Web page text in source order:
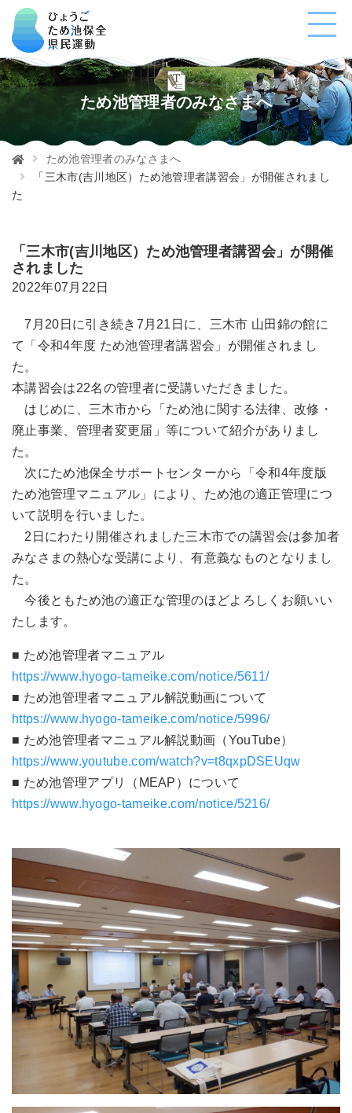
ため池管理者のみなさまへ
ため池管理者のみなさまへ
「三木市(吉川地区）ため池管理者講習会」が開催されまし
た
「三木市(吉川地区）ため池管理者講習会」が開催
されました
2022年07月22日
7月20日に引き続き7月21日に、三木市 山田錦の館に
て「令和4年度 ため池管理者講習会」が開催されまし
た。
本講習会は22名の管理者に受講いただきました。
はじめに、三木市から「ため池に関する法律、改修・
廃止事業、管理者変更届」等について紹介がありまし
た。
次にため池保全サポートセンターから「令和4年度版
ため池管理マニュアル」により、ため池の適正管理につ
いて説明を行いました。
2日にわたり開催されました三木市での講習会は参加者
みなさまの熱心な受講により、有意義なものとなりまし
た。
今後ともため池の適正な管理のほどよろしくお願いい
たします。
■ ため池管理者マニュアル
https://www.hyogo-tameike.com/notice/5611/
■ ため池管理者マニュアル解説動画について
https://www.hyogo-tameike.com/notice/5996/
■ ため池管理者マニュアル解説動画（YouTube）
https://www.youtube.com/watch?v=t8qxpDSEUqw
■ ため池管理アプリ（MEAP）について
https://www.hyogo-tameike.com/notice/5216/